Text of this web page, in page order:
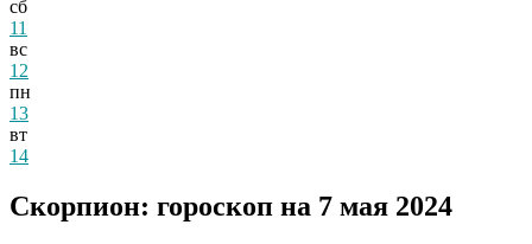
сб
11
вс
12
пн
13
вт
14
Скорпион: гороскоп на 7 мая 2024